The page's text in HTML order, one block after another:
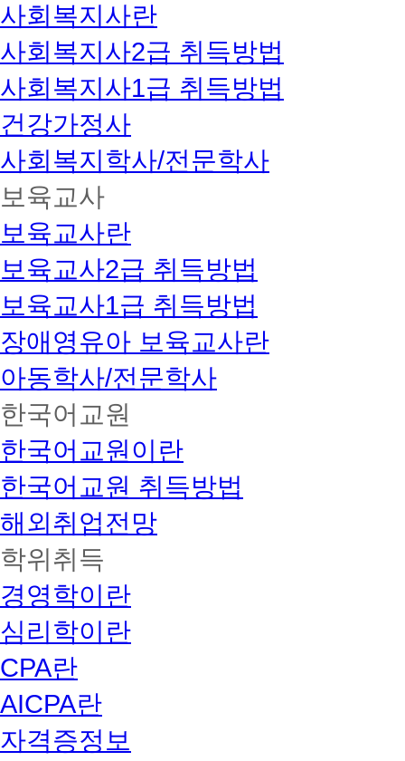
사회복지사란
사회복지사2급 취득방법
사회복지사1급 취득방법
건강가정사
사회복지학사/전문학사
보육교사
보육교사란
보육교사2급 취득방법
보육교사1급 취득방법
장애영유아 보육교사란
아동학사/전문학사
한국어교원
한국어교원이란
한국어교원 취득방법
해외취업전망
학위취득
경영학이란
심리학이란
CPA란
AICPA란
자격증정보